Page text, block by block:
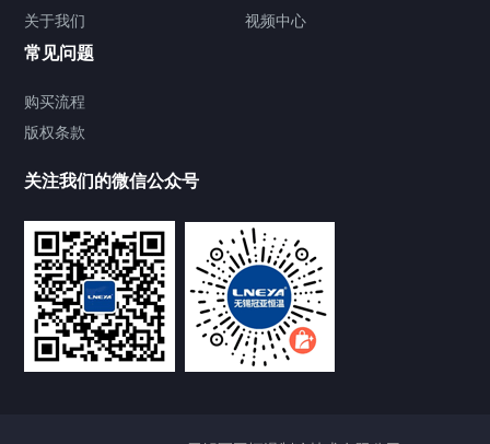
Chiller气体控温系统
Chamber试验箱
FREEZER低温箱
VOCs冷凝回收装置
关于我们
视频中心
常见问题
购买流程
版权条款
关注我们的微信公众号